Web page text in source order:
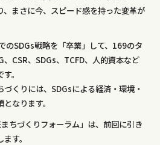
、まさに今、スピード感を持った変革が
のSDGs戦略を「卒業」して、169のタ
、CSR、SDGs、TCFD、人的資本など
。
くりには、SDGsによる経済・環境・
なります。
ちづくりフォーラム」は、前回に引き
す。